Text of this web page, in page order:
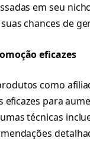
em seu
chances de
eficazes
como
eficazes para
técnicas